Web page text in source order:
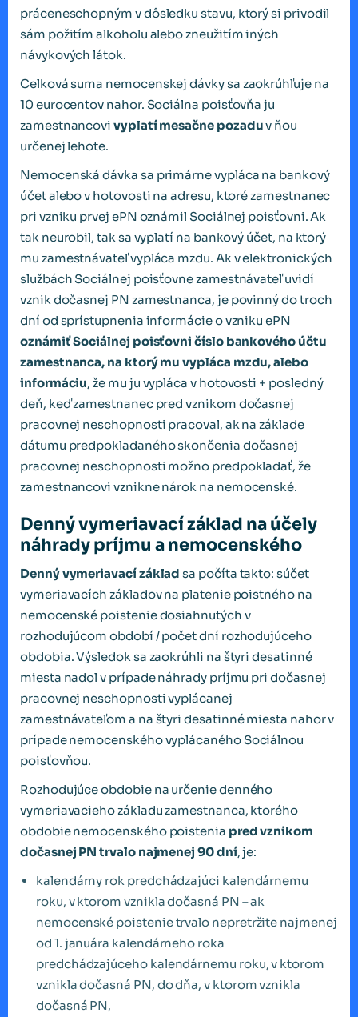
práceneschopným v dôsledku stavu, ktorý si privodil
sám požitím alkoholu alebo zneužitím iných
návykových látok.
Celková suma nemocenskej dávky sa zaokrúhľuje na
10 eurocentov nahor. Sociálna poisťovňa ju
zamestnancovivyplatí mesačne pozaduv ňou
určenej lehote.
Nemocenská dávka sa primárne vypláca na bankový
účet alebo v hotovosti na adresu, ktoré zamestnanec
pri vzniku prvej ePN oznámil Sociálnej poisťovni. Ak
tak neurobil, tak sa vyplatí na bankový účet, na ktorý
mu zamestnávateľ vypláca mzdu. Ak v elektronických
službách Sociálnej poisťovne zamestnávateľ uvidí
vznik dočasnej PN zamestnanca, je povinný do troch
dní od sprístupnenia informácie o vzniku ePN
oznámiť Sociálnej poisťovni číslo bankového účtu
zamestnanca, na ktorý mu vypláca mzdu, alebo
informáciu, že mu ju vypláca v hotovosti + posledný
deň, keď zamestnanec pred vznikom dočasnej
pracovnej neschopnosti pracoval, ak na základe
dátumu predpokladaného skončenia dočasnej
pracovnej neschopnosti možno predpokladať, že
zamestnancovi vznikne nárok na nemocenské.
Denný vymeriavací základ na účely
náhrady príjmu a nemocenského
Denný vymeriavací základ sa počíta takto: súčet
vymeriavacích základov na platenie poistného na
nemocenské poistenie dosiahnutých v
rozhodujúcom období / počet dní rozhodujúceho
obdobia. Výsledok sa zaokrúhli na štyri desatinné
miesta nadol v prípade náhrady príjmu pri dočasnej
pracovnej neschopnosti vyplácanej
zamestnávateľom a na štyri desatinné miesta nahor v
prípade nemocenského vyplácaného Sociálnou
poisťovňou.
Rozhodujúce obdobie na určenie denného
vymeriavacieho základu zamestnanca, ktorého
obdobie nemocenského poistenia pred vznikom
dočasnej PN trvalo najmenej 90 dní, je:
kalendárny rok predchádzajúci kalendárnemu
roku, v ktorom vznikla dočasná PN – ak
nemocenské poistenie trvalo nepretržite najmenej
od 1. januára kalendárneho roka
predchádzajúceho kalendárnemu roku, v ktorom
vznikla dočasná PN, do dňa, v ktorom vznikla
dočasná PN,